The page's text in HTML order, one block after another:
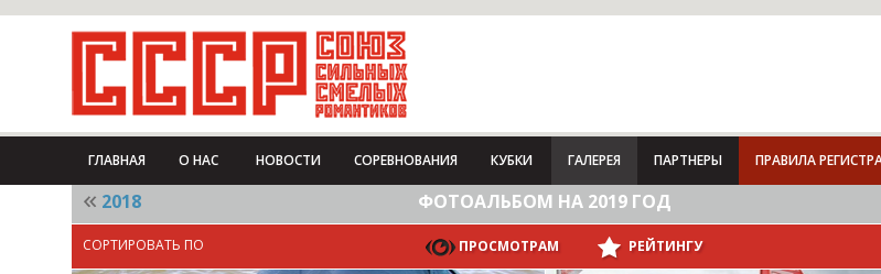
ГЛАВНАЯ О НАС НОВОСТИ СОРЕВНОВАНИЯ КУБКИ ГАЛЕРЕЯ ПАРТНЕРЫ ПРАВИЛА
2018 ФОТОАЛЬБОМ НА 2019 ГОД
СОРТИРОВАТЬ ПО ПРОСМОТРАМ РЕЙТИНГУ